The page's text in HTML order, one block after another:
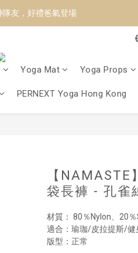
隊友，好禮爸氣登場
隊友，好禮爸氣登場
行｜快閃第二站-台南
隊友，好禮爸氣登場
Yoga Mat Yoga Props
PERNEXT Yoga Hong Kong
【
袋長褲 - 孔雀
材質： 80％Nylon、20
適合：瑜珈/皮拉提斯/
版型：正常